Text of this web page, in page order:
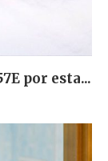
por esta...